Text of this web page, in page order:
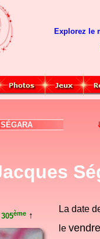
Explorez le
SÉGARA
305ème ↑
La date
le